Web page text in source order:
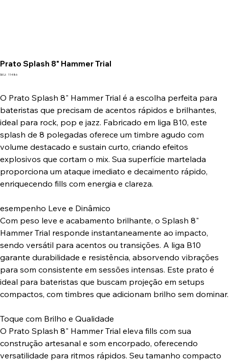
Prato Splash 8" Hammer Trial
SKU: SKU
11486
O Prato Splash 8" Hammer Trial é a escolha perfeita para
bateristas que precisam de acentos rápidos e brilhantes,
ideal para rock, pop e jazz. Fabricado em liga B10, este
splash de 8 polegadas oferece um timbre agudo com
volume destacado e sustain curto, criando efeitos
explosivos que cortam o mix. Sua superfície martelada
proporciona um ataque imediato e decaimento rápido,
enriquecendo fills com energia e clareza.
esempenho Leve e Dinâmico
Com peso leve e acabamento brilhante, o Splash 8"
Hammer Trial responde instantaneamente ao impacto,
sendo versátil para acentos ou transições. A liga B10
garante durabilidade e resistência, absorvendo vibrações
para som consistente em sessões intensas. Este prato é
ideal para bateristas que buscam projeção em setups
compactos, com timbres que adicionam brilho sem dominar.
Toque com Brilho e Qualidade
O Prato Splash 8" Hammer Trial eleva fills com sua
construção artesanal e som encorpado, oferecendo
versatilidade para ritmos rápidos. Seu tamanho compacto